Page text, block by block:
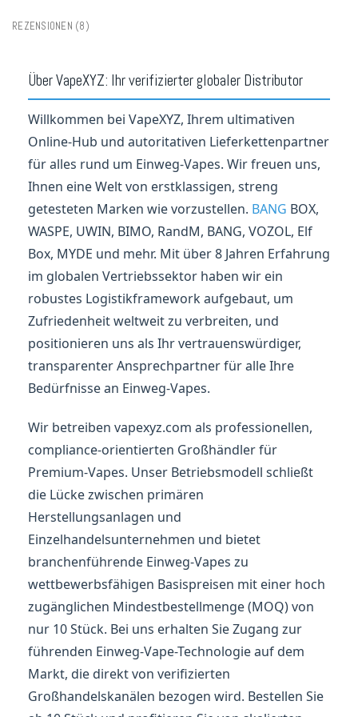
Vapes mit niedriger Stärke
REZENSIONEN (8)
Über VapeXYZ: Ihr verifizierter globaler Distributor
Willkommen bei VapeXYZ, Ihrem ultimativen
Online-Hub und autoritativen Lieferkettenpartner
für alles rund um Einweg-Vapes. Wir freuen uns,
Ihnen eine Welt von erstklassigen, streng
getesteten Marken wie vorzustellen. BANG BOX,
WASPE, UWIN, BIMO, RandM, BANG, VOZOL, Elf
Box, MYDE und mehr. Mit über 8 Jahren Erfahrung
im globalen Vertriebssektor haben wir ein
robustes Logistikframework aufgebaut, um
Zufriedenheit weltweit zu verbreiten, und
positionieren uns als Ihr vertrauenswürdiger,
transparenter Ansprechpartner für alle Ihre
Bedürfnisse an Einweg-Vapes.
Wir betreiben vapexyz.com als professionellen,
compliance-orientierten Großhändler für
Premium-Vapes. Unser Betriebsmodell schließt
die Lücke zwischen primären
Herstellungsanlagen und
Einzelhandelsunternehmen und bietet
branchenführende Einweg-Vapes zu
wettbewerbsfähigen Basispreisen mit einer hoch
zugänglichen Mindestbestellmenge (MOQ) von
nur 10 Stück. Bei uns erhalten Sie Zugang zur
führenden Einweg-Vape-Technologie auf dem
Markt, die direkt von verifizierten
Großhandelskanälen bezogen wird. Bestellen Sie